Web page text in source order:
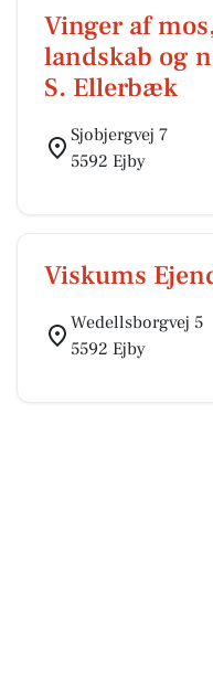
Vinger af
landskab og
S. Ellerbæk
Sjobjergvej 7
5592 Ejby
Viskums
Wedellsborgvej 5
5592 Ejby